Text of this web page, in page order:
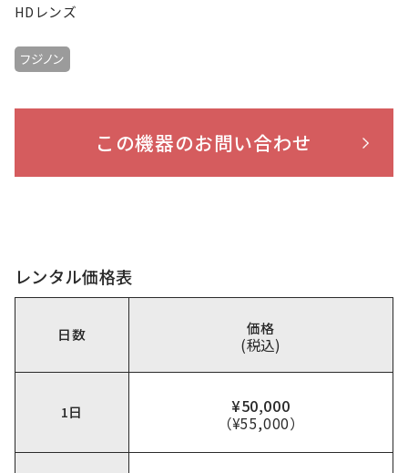
HDレンズ
フジノン
この機器のお問い合わせ
レンタル価格表
日数 価格
(税込)
1日 ¥50,000
（¥55,000）